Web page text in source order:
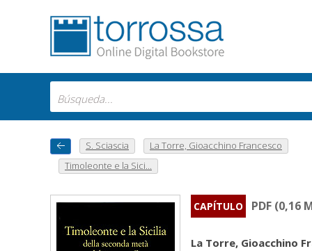
S. Sciascia
La Torre, Gioacchino Francesco
Timoleonte e la Sici...
CAPÍTULO PDF (0,16
La Torre, Gioacchino